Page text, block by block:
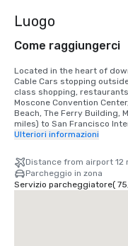
Luogo
Come raggiungerci
Located in the heart of
Cable Cars stopping
class shopping,
Moscone Convention
Beach, The Ferry Building,
miles) to San Francisco
to Oakland International
TRANSPORTATION
•	Taxis are available at the
Street entrance.
gratuity, for up to four
Ulteriori informazioni
Distance from airport 12
Parcheggio in zona
Servizio parcheggiatore(